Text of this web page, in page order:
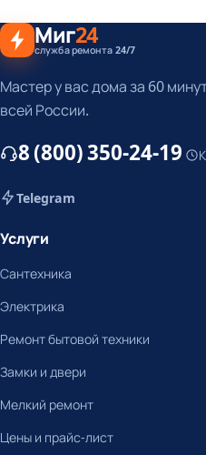
Миг24
служба ремонта 24/7
Мастер у вас дома за 60
всей России.
8 (800) 350-24-19
Telegram
Услуги
Сантехника
Электрика
Ремонт бытовой техники
Замки и двери
Мелкий ремонт
Цены и прайс-лист